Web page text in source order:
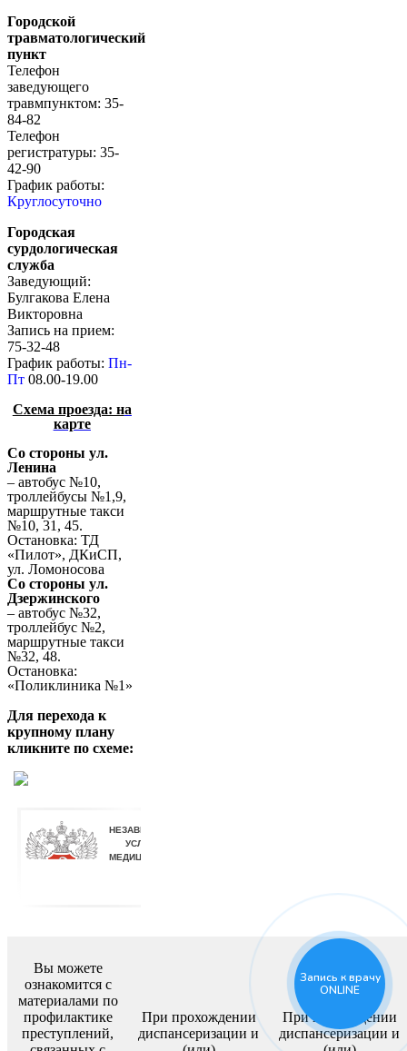
Городской
травматологический
пункт
Телефон
заведующего
травмпунктом: 35-
84-82
Телефон
регистратуры: 35-
42-90
График работы:
Круглосуточно
Городская
сурдологическая
служба
Заведующий:
Булгакова Елена
Викторовна
Запись на прием:
75-32-48
График работы: Пн-
Пт 08.00-19.00
Схема проезда: на
карте
Со стороны ул.
Ленина
– автобус №10,
троллейбусы №1,9,
маршрутные такси
№10, 31, 45.
Остановка: ТД
«Пилот», ДКиСП,
ул. Ломоносова
Со стороны ул.
Дзержинского
– автобус №32,
троллейбус №2,
маршрутные такси
№32, 48.
Остановка:
«Поликлиника №1»
Для перехода к
крупному плану
кликните по схеме:
Вы можете
ознакомится с
материалами по
профилактике
преступлений,
При прохождении
диспансеризации и
При прохождении
диспансеризации и
Запись к врачу
ONLINE